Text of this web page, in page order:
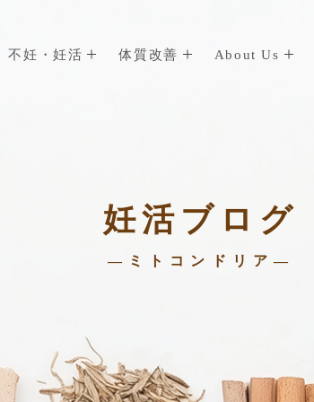
不妊・妊活 体質改善 About Us
妊活ブログ
—ミトコンドリア—